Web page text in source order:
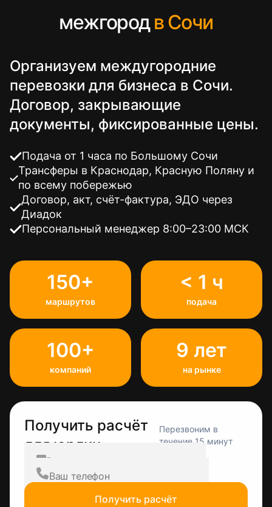
межгородв Сочи
Организуем междугородние
перевозки для бизнеса в Сочи.
Договор, закрывающие
документы, фиксированные цены.
Подача от 1 часа по Большому Сочи
Трансферы в Краснодар, Красную Поляну и
по всему побережью
Договор, акт, счёт-фактура, ЭДО через
Диадок
Персональный менеджер 8:00–23:00 МСК
150+
маршрутов
< 1 ч
подача
100+
компаний
9 лет
на рынке
Получить расчёт
для юрлиц
Перезвоним в
течение 15 минут
Получить расчёт